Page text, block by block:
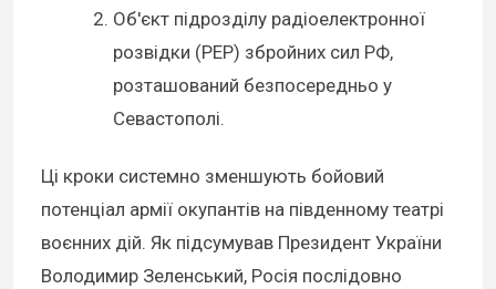
Об'єкт підрозділу радіоелектронної
розвідки (РЕР) збройних сил РФ,
розташований безпосередньо у
Севастополі.
Ці кроки системно зменшують бойовий
потенціал армії окупантів на південному театрі
воєнних дій. Як підсумував Президент України
Володимир Зеленський, Росія послідовно